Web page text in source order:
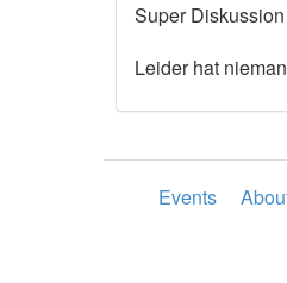
Super
Leider hat
Events